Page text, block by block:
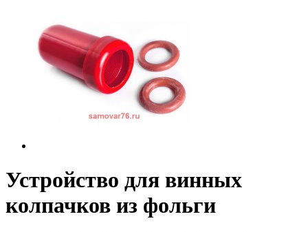
Устройство для винных
колпачков из фольги